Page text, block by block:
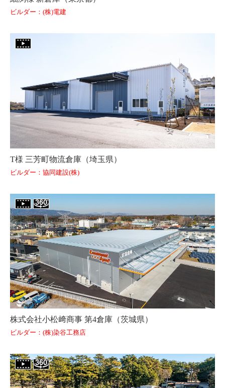
ビルダー：(株)電建
T様 三芳町物流倉庫（埼玉県）
ビルダー：協同建設(株)
株式会社小松﨑商事 第4倉庫（茨城県）
ビルダー：(株)染谷工務店